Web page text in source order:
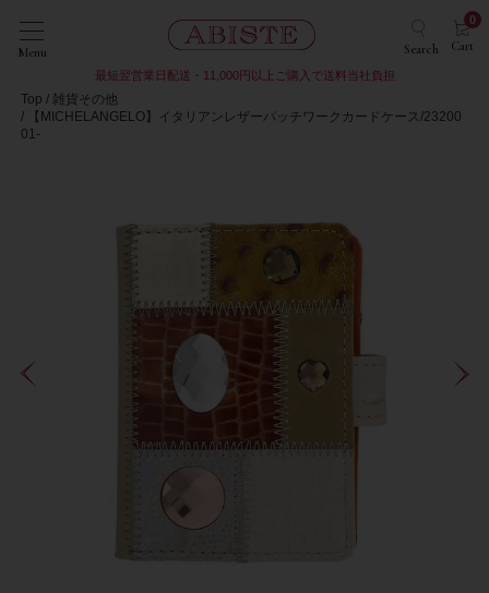
Menu Search Cart
0
最短翌営業日配送・11,000円以上ご購入で送料当社負担
Top
雑貨その他
【MICHELANGELO】イタリアンレザーパッチワークカードケース/23200
01-